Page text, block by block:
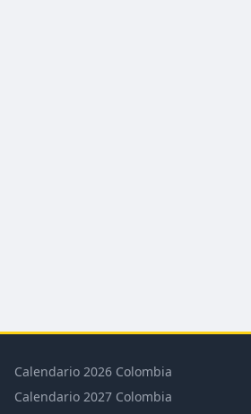
Calendario 2026 Colombia
Calendario 2027 Colombia